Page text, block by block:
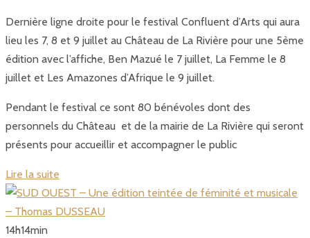
Dernière ligne droite pour le festival Confluent d’Arts qui aura
lieu les 7, 8 et 9 juillet au Château de La Rivière pour une 5ème
édition avec l’affiche, Ben Mazué le 7 juillet, La Femme le 8
juillet et Les Amazones d’Afrique le 9 juillet.
Pendant le festival ce sont 80 bénévoles dont des
personnels du Château et de la mairie de La Rivière qui seront
présents pour accueillir et accompagner le public
Lire la suite
14h14min